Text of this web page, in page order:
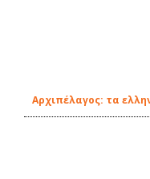
Αρχιπέλαγος: τα